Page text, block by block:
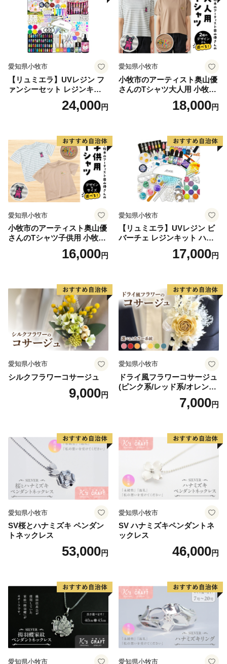
【人 口】239,971人（令和4年1月1日現在 推計人口）
【世帯数】104,477世帯
【市の木】ハナミズキ
【市の花】カノコユリ
波佐見町、平戸市、松浦市）、佐賀県（伊万里市、有田
町）
【お問い合わせ先】
電話 050-1707-9329
E-mail: info@furusato-sasebo.jp
愛知県小牧市
【リュミエラ】UVレジン フ
ァンシーセット レジンキッ
ト ハンドメイド レジンクラ
フト アクセサリーキット 手
24,000円
愛知県小牧市
小牧市のアーティスト奥山優
さんのTシャツ大人用 小牧市
18,000円
愛知県小牧市
小牧市のアーティスト奥山優
さんのTシャツ子供用 小牧市
16,000円
愛知県小牧市
【リュミエラ】UVレジン ビ
バーチェ レジンキット ハン
ドメイド レジンクラフト ア
クセサリーキット 手作り セ
17,000円
愛知県小牧市
シルクフラワーコサージュ
9,000円
愛知県小牧市
ドライ風フラワーコサージュ
(ピンク系/レッド系/オレンジ
系/ホワイト系/イエロー系/グ
リーン系/ブルー系）7,000円
愛知県小牧市
SV桜とハナミズキ ペンダン
トネックレス
53,000円
愛知県小牧市
SV ハナミズキペンダントネ
ックレス
46,000円
愛知県小牧市 愛知県小牧市